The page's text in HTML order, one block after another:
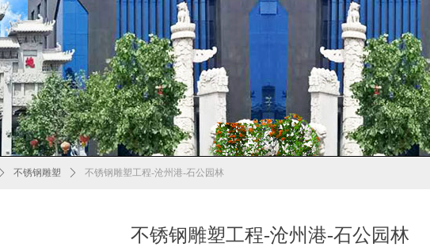
ꄲ 不锈钢雕塑 ꄲ 不锈钢雕塑工程-沧州港-石公园林
不锈钢雕塑工程-沧州港-石公园林